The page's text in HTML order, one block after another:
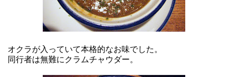
オクラが入っていて本格的なお味でした。
同行者は無難にクラムチャウダー。